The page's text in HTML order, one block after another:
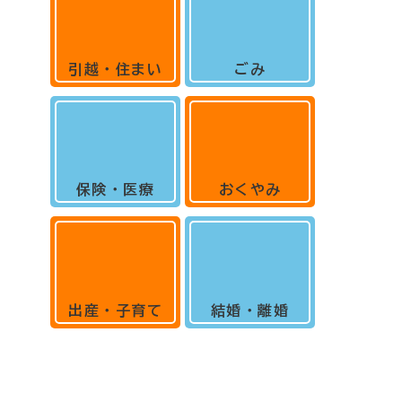
引越・住まい
保険・医療
出産・子育て
ごみ
おくやみ
結婚・離婚